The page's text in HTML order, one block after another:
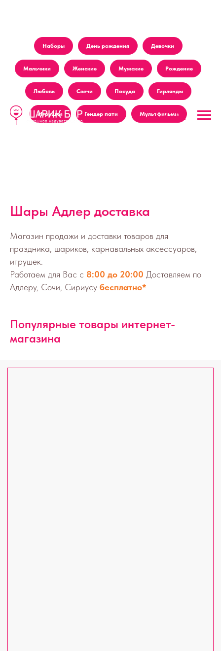
Наборы День рождения Девочки
Мальчики Женские Мужские Рождение
Любовь Свечи Посуда Гирлянды
Игрушки Гендер пати Мультфильмы
Шары Адлер доставка
Магазин продажи и доставки товаров для
праздника, шариков, карнавальных аксессуаров,
игрушек.
Работаем для Вас с 8:00 до 20:00 Доставляем по
Адлеру, Сочи, Сириусу бесплатно*
Популярные товары интернет-
магазина